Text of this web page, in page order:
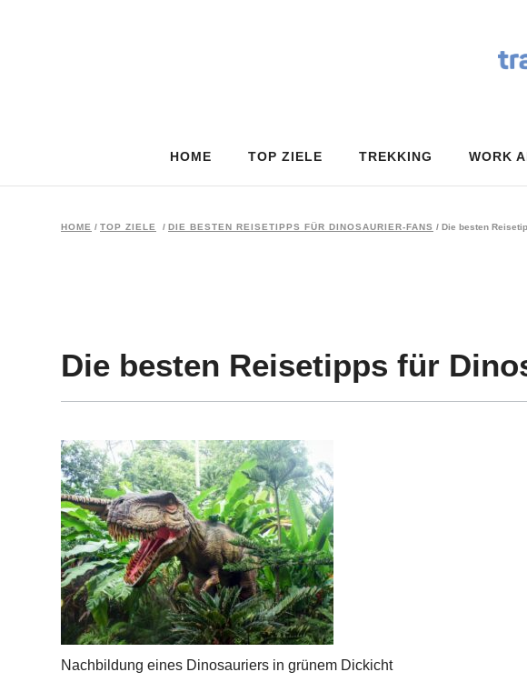
HOME TOP ZIELE TREKKING WORK
HOME / TOP ZIELE / DIE BESTEN REISETIPPS FÜR DINOSAURIER-FANS / Die besten
Die besten Reisetipps für
Nachbildung eines Dinosauriers in grünem Dickicht